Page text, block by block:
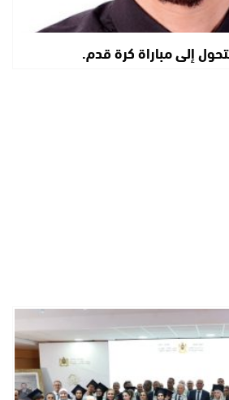
إلى مباراة كرة قدم.